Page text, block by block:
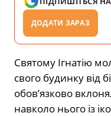
ДОДАТИ ЗАРАЗ
Святому Ігнатію
свого будинку від
обов’язково
навколо нього із